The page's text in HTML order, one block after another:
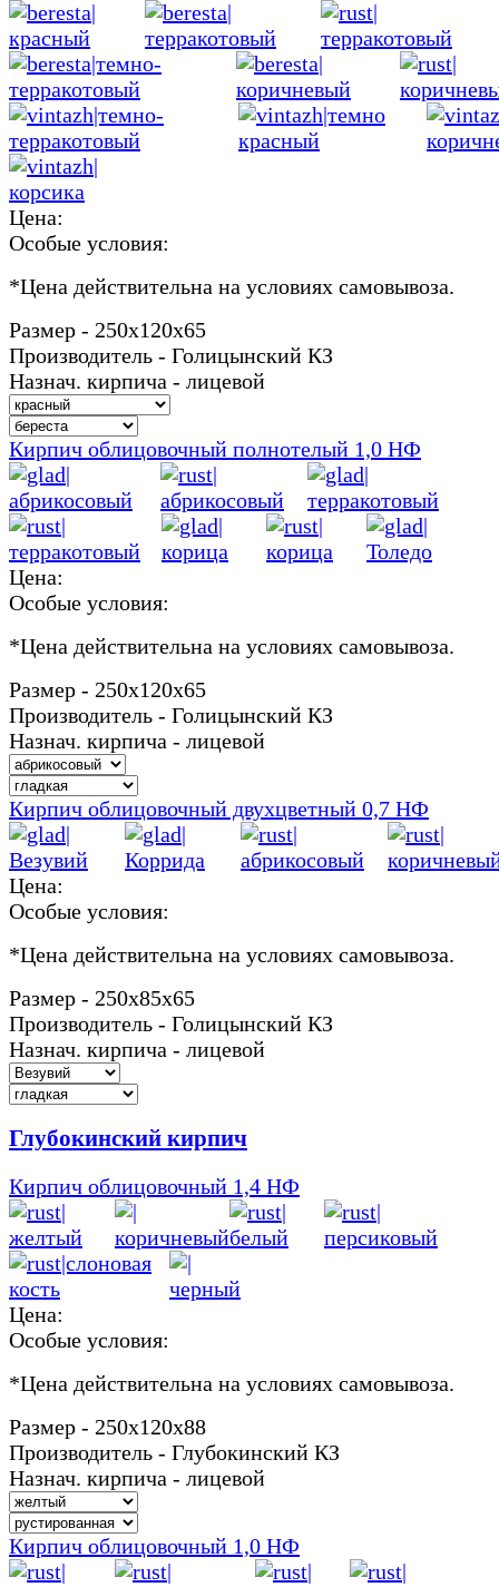
Цена:
Особые условия:
*Цена действительна на условиях самовывоза.
Размер - 250х120х65
Производитель - Голицынский КЗ
Назнач. кирпича - лицевой
Кирпич облицовочный полнотелый 1,0 НФ
Цена:
Особые условия:
*Цена действительна на условиях самовывоза.
Размер - 250х120х65
Производитель - Голицынский КЗ
Назнач. кирпича - лицевой
Кирпич облицовочный двухцветный 0,7 НФ
Цена:
Особые условия:
*Цена действительна на условиях самовывоза.
Размер - 250х85х65
Производитель - Голицынский КЗ
Назнач. кирпича - лицевой
Глубокинский кирпич
Кирпич облицовочный 1,4 НФ
Цена:
Особые условия:
*Цена действительна на условиях самовывоза.
Размер - 250х120х88
Производитель - Глубокинский КЗ
Назнач. кирпича - лицевой
Кирпич облицовочный 1,0 НФ